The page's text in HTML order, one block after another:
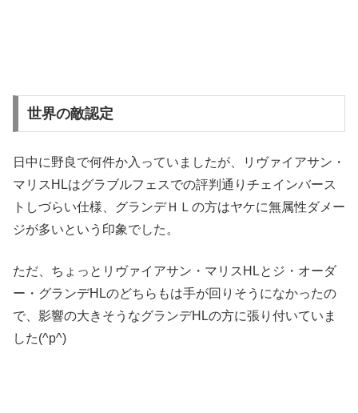
世界の敵認定
日中に野良で何件か入っていましたが、リヴァイアサン・
マリスHLはグラブルフェスでの評判通りチェインバース
トしづらい仕様、グランデＨＬの方はヤケに無属性ダメー
ジが多いという印象でした。
ただ、ちょっとリヴァイアサン・マリスHLとジ・オーダ
ー・グランデHLのどちらもは手が回りそうになかったの
で、影響の大きそうなグランデHLの方に張り付いていま
した(^p^)